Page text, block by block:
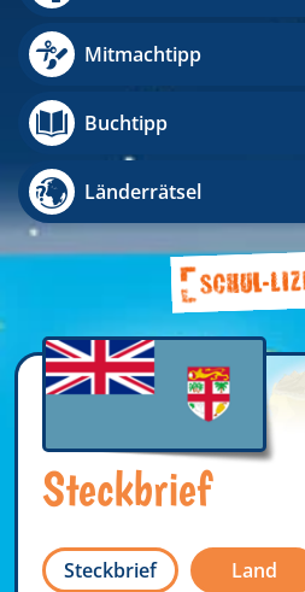
Mitmachtipp
Buchtipp
Länderrätsel
Steckbrief
Steckbrief Land